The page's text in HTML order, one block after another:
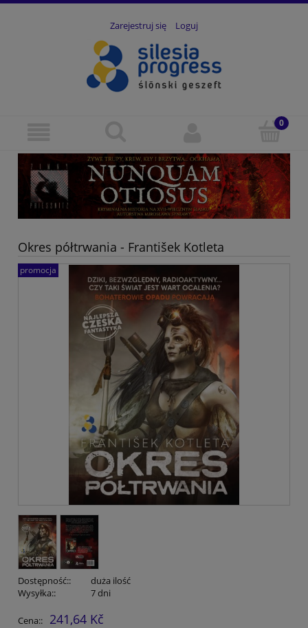
Zarejestruj się Loguj
Okres półtrwania - František Kotleta
promocja
Dostępność::
duża ilość
Wysyłka::
7 dni
Cena:: 241,64 Kč